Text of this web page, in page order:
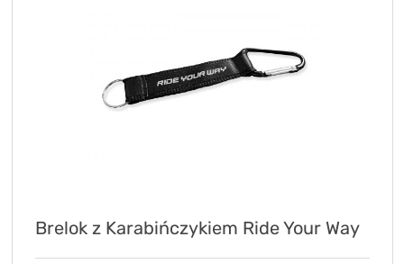
Brelok z Karabińczykiem Ride Your Way